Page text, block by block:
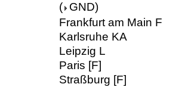
( GND)
Frankfurt am Main F
Karlsruhe KA
Leipzig L
Paris [F]
Straßburg [F]